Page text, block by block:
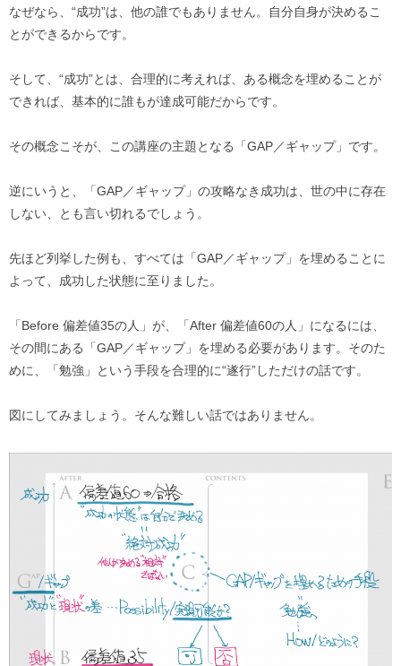
なぜなら、“成功”は、他の誰でもありません。自分自身が決めるこ
とができるからです。
そして、“成功”とは、合理的に考えれば、ある概念を埋めることが
できれば、基本的に誰もが達成可能だからです。
その概念こそが、この講座の主題となる「GAP／ギャップ」です。
逆にいうと、「GAP／ギャップ」の攻略なき成功は、世の中に存在
しない、とも言い切れるでしょう。
先ほど列挙した例も、すべては「GAP／ギャップ」を埋めることに
よって、成功した状態に至りました。
「Before 偏差値35の人」が、「After 偏差値60の人」になるには、
その間にある「GAP／ギャップ」を埋める必要があります。そのた
めに、「勉強」という手段を合理的に“遂行”しただけの話です。
図にしてみましょう。そんな難しい話ではありません。